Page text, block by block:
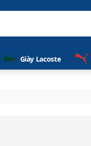
Giày Lacoste